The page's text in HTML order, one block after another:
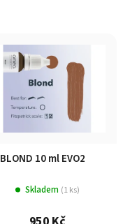
BLOND 10 ml EVO2
Skladem (1 ks)